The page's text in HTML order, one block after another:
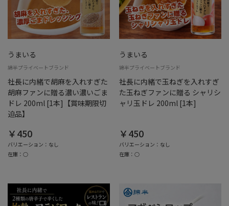
うまいる
綿半プライベートブランド
社長に内緒で胡麻を入れすぎた
胡麻ファンに贈る濃い濃いごま
ドレ 200ml [1本]【賞味期限切
迫品】
￥450
バリエーション：なし
在庫：○
うまいる
綿半プライベートブランド
社長に内緒で玉ねぎを入れすぎ
た玉ねぎファンに贈る シャリシ
ャリ玉ドレ 200ml [1本]
￥450
バリエーション：なし
在庫：○